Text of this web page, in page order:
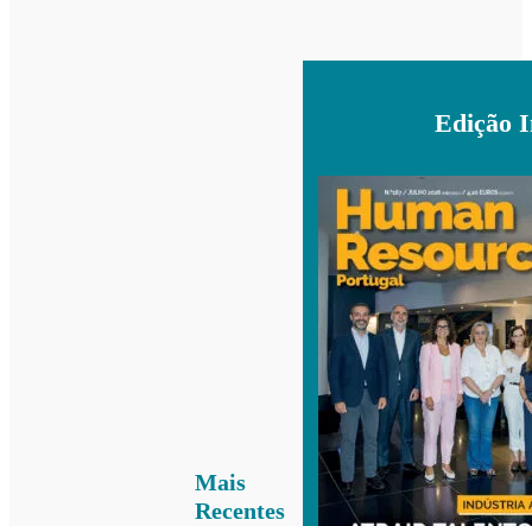
Mais
Recentes
Edição